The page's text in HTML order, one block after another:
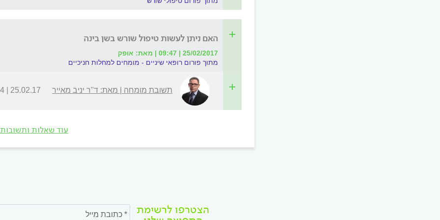
האם ניתן לעשות טיפול שורש בשן בינה
25/02/2017 | 09:47 | מאת: אופק
מתוך פורום רופאי שיניים - מומחים למחלות חניכיים
תשובת מומחה | מאת: ד"ר יניב מאייר 25.02.17 | 18:04
עוד שאלות ותשובות
הצטרפו לרשימת